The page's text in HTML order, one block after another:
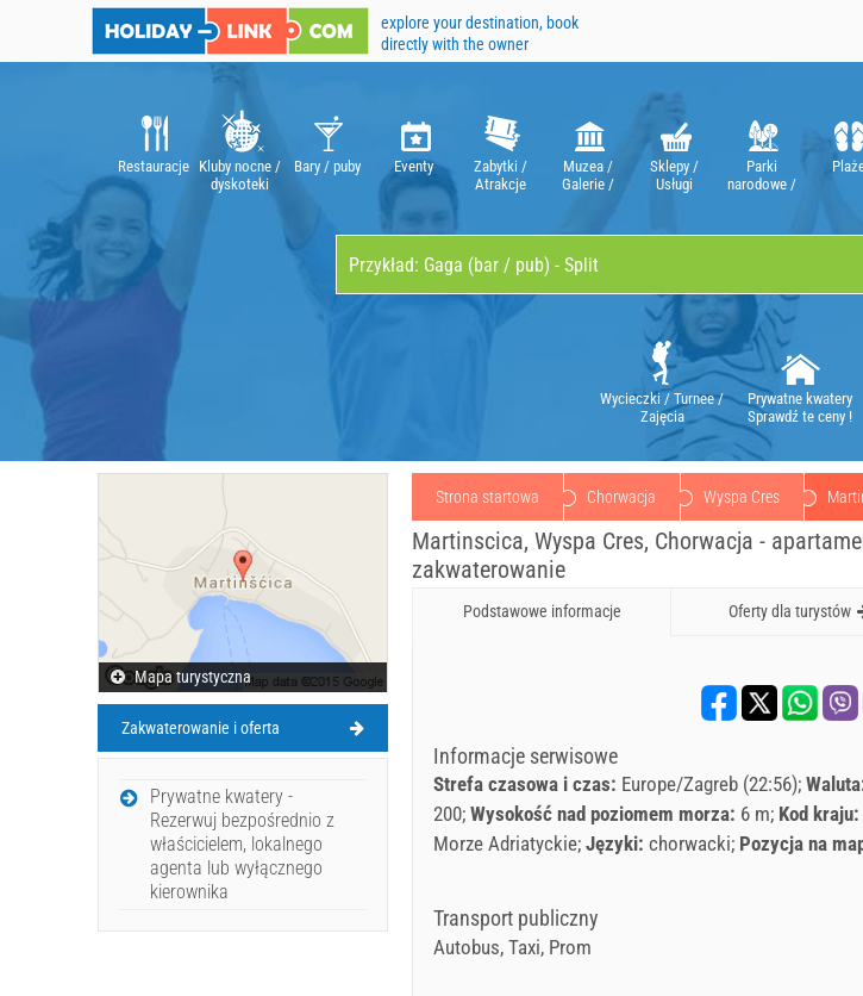
explore your destination, book
directly with the owner
Restauracje
Kluby nocne /
dyskoteki
Bary / puby Eventy
Zabytki /
Atrakcje
Muzea /
Galerie /
Sklepy /
Usługi
Parki
narodowe /
Wycieczki / Turnee /
Zajęcia
Prywatne kwatery
Sprawdź te ceny !
Strona startowa Chorwacja Wyspa Cres
Martinscica, Wyspa Cres, Chorwacja -
zakwaterowanie
Podstawowe informacje Oferty dla turystów
Informacje serwisowe
Strefa czasowa i czas: Europe/Zagreb (22:56)
200 Wysokość nad poziomem morza: 6 m Kod kraju:
Morze Adriatyckie Języki: chorwacki Pozycja na
Transport publiczny
Autobus, Taxi, Prom
Mapa turystyczna
Zakwaterowanie i oferta
Prywatne kwatery -
Rezerwuj bezpośrednio z
właścicielem, lokalnego
agenta lub wyłącznego
kierownika